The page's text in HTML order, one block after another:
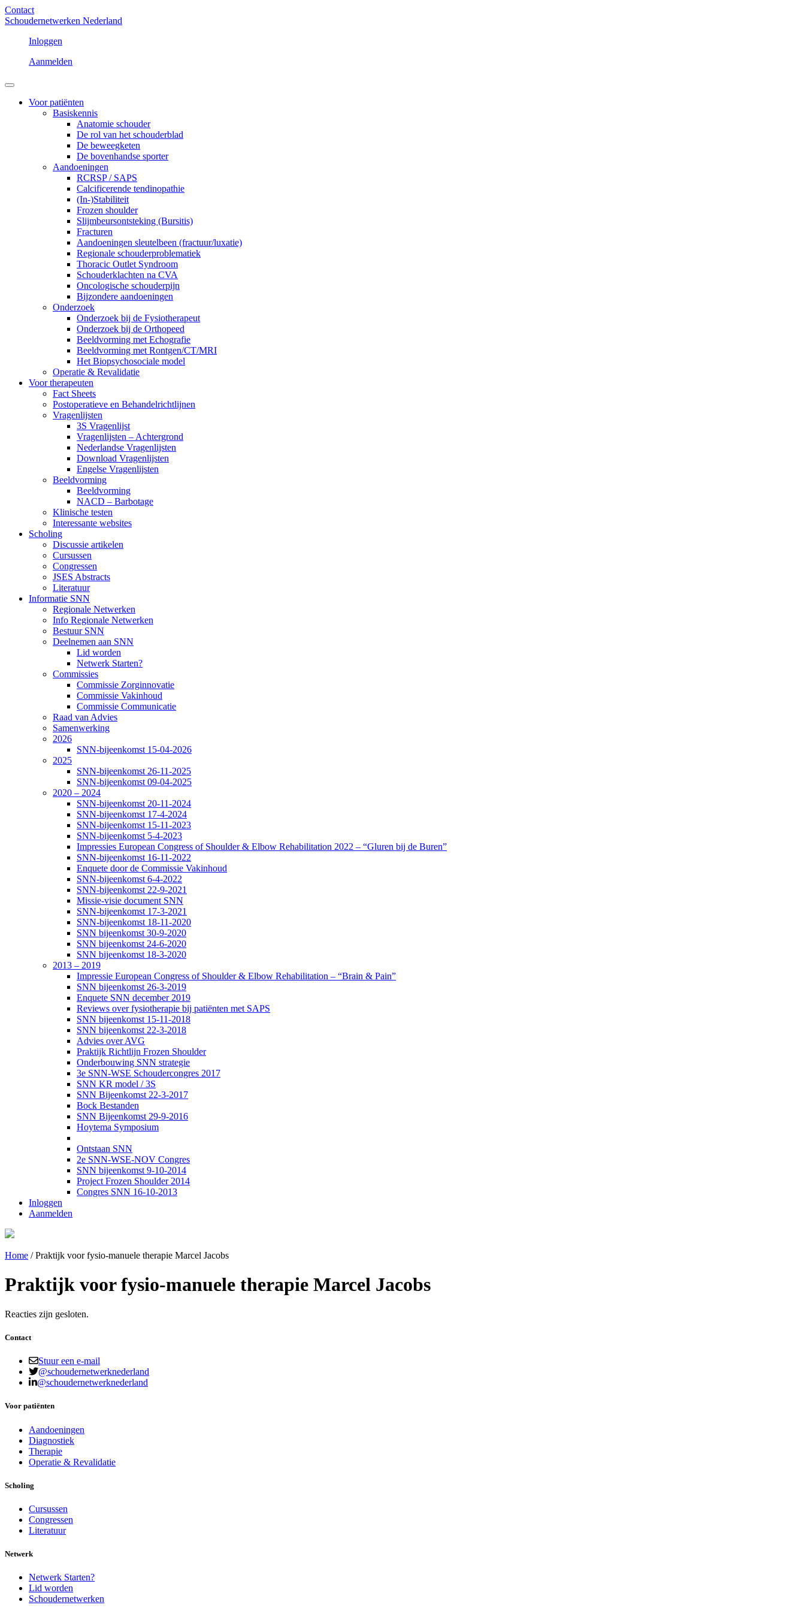
Contact
Schoudernetwerken Nederland
Inloggen
Aanmelden
Voor patiënten
Basiskennis
Anatomie schouder
De rol van het schouderblad
De beweegketen
De bovenhandse sporter
Aandoeningen
RCRSP / SAPS
Calcificerende tendinopathie
(In-)Stabiliteit
Frozen shoulder
Slijmbeursontsteking (Bursitis)
Fracturen
Aandoeningen sleutelbeen (fractuur/luxatie)
Regionale schouderproblematiek
Thoracic Outlet Syndroom
Schouderklachten na CVA
Oncologische schouderpijn
Bijzondere aandoeningen
Onderzoek
Onderzoek bij de Fysiotherapeut
Onderzoek bij de Orthopeed
Beeldvorming met Echografie
Beeldvorming met Rontgen/CT/MRI
Het Biopsychosociale model
Operatie & Revalidatie
Voor therapeuten
Fact Sheets
Postoperatieve en Behandelrichtlijnen
Vragenlijsten
3S Vragenlijst
Vragenlijsten – Achtergrond
Nederlandse Vragenlijsten
Download Vragenlijsten
Engelse Vragenlijsten
Beeldvorming
Beeldvorming
NACD – Barbotage
Klinische testen
Interessante websites
Scholing
Discussie artikelen
Cursussen
Congressen
JSES Abstracts
Literatuur
Informatie SNN
Regionale Netwerken
Info Regionale Netwerken
Bestuur SNN
Deelnemen aan SNN
Lid worden
Netwerk Starten?
Commissies
Commissie Zorginnovatie
Commissie Vakinhoud
Commissie Communicatie
Raad van Advies
Samenwerking
2026
SNN-bijeenkomst 15-04-2026
2025
SNN-bijeenkomst 26-11-2025
SNN-bijeenkomst 09-04-2025
2020 – 2024
SNN-bijeenkomst 20-11-2024
SNN-bijeenkomst 17-4-2024
SNN-bijeenkomst 15-11-2023
SNN-bijeenkomst 5-4-2023
Impressies European Congress of Shoulder & Elbow Rehabilitation 2022 – “Gluren bij de Buren”
SNN-bijeenkomst 16-11-2022
Enquete door de Commissie Vakinhoud
SNN-bijeenkomst 6-4-2022
SNN-bijeenkomst 22-9-2021
Missie-visie document SNN
SNN-bijeenkomst 17-3-2021
SNN-bijeenkomst 18-11-2020
SNN bijeenkomst 30-9-2020
SNN bijeenkomst 24-6-2020
SNN bijeenkomst 18-3-2020
2013 – 2019
Impressie European Congress of Shoulder & Elbow Rehabilitation – “Brain & Pain”
SNN bijeenkomst 26-3-2019
Enquete SNN december 2019
Reviews over fysiotherapie bij patiënten met SAPS
SNN bijeenkomst 15-11-2018
SNN bijeenkomst 22-3-2018
Advies over AVG
Praktijk Richtlijn Frozen Shoulder
Onderbouwing SNN strategie
3e SNN-WSE Schoudercongres 2017
SNN KR model / 3S
SNN Bijeenkomst 22-3-2017
Bock Bestanden
SNN Bijeenkomst 29-9-2016
Hoytema Symposium
Ontstaan SNN
2e SNN-WSE-NOV Congres
SNN bijeenkomst 9-10-2014
Project Frozen Shoulder 2014
Congres SNN 16-10-2013
Inloggen
Aanmelden
Home /Praktijk voor fysio-manuele therapie Marcel Jacobs
Praktijk voor fysio-manuele therapie Marcel Jacobs
Reacties zijn gesloten.
Contact
Stuur een e-mail
@schoudernetwerknederland
@schoudernetwerknederland
Voor patiënten
Aandoeningen
Diagnostiek
Therapie
Operatie & Revalidatie
Scholing
Cursussen
Congressen
Literatuur
Netwerk
Netwerk Starten?
Lid worden
Schoudernetwerken